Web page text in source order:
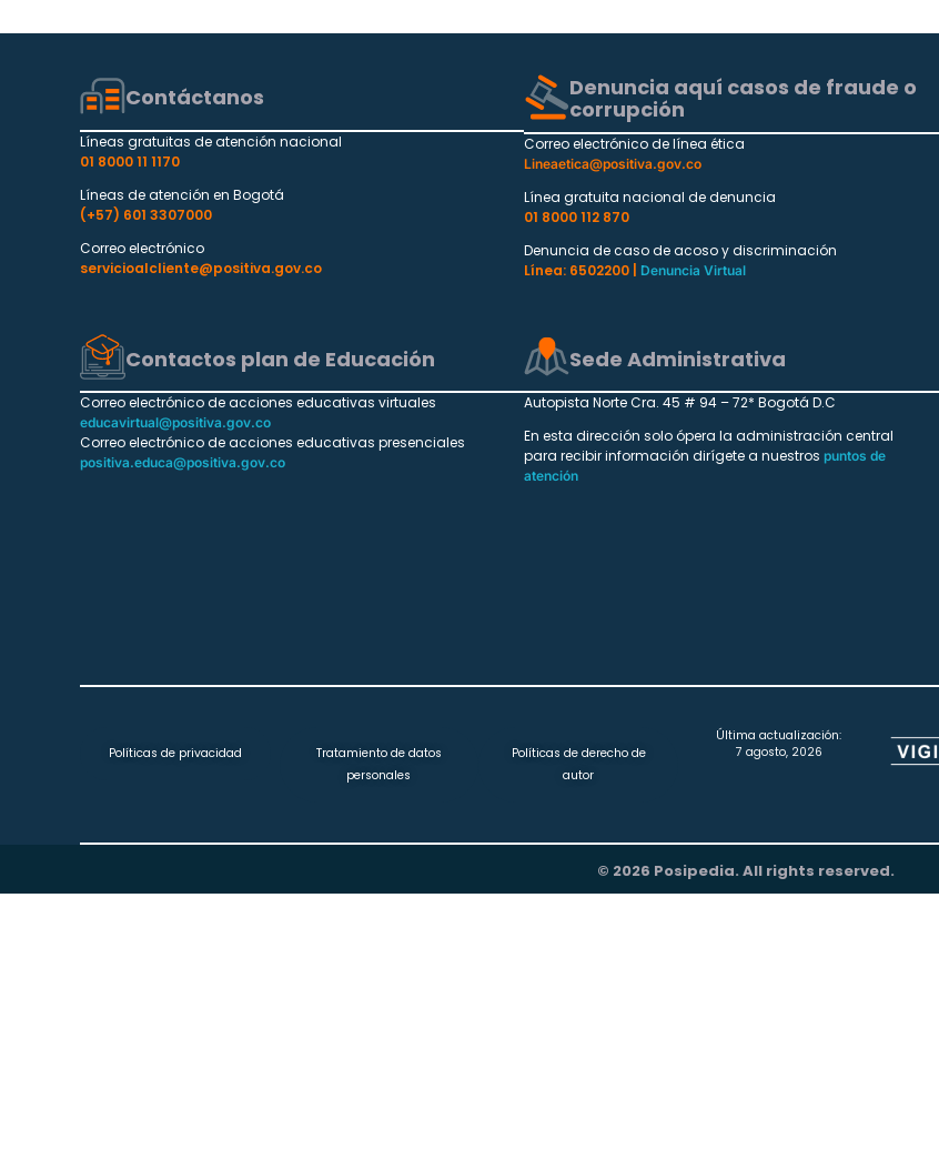
Contáctanos
Líneas gratuitas de atención nacional
01 8000 11 1170
Líneas de atención en Bogotá
(+57) 601 3307000
Correo electrónico
servicioalcliente@positiva.gov.co
Denuncia aquí casos de fraude o
corrupción
Correo electrónico de línea ética
Lineaetica@positiva.gov.co
Línea gratuita nacional de denuncia
01 8000 112 870
Denuncia de caso de acoso y discriminación
Línea: 6502200 |
Denuncia Virtual
Contactos plan de Educación
Correo electrónico de acciones educativas virtuales
educavirtual@positiva.gov.co
Correo electrónico de acciones educativas presenciales
positiva.educa@positiva.gov.co
Sede Administrativa
Autopista Norte Cra. 45 # 94 – 72* Bogotá D.C
En esta dirección solo ópera la administración central
para recibir información dirígete a nuestros puntos de
atención
Políticas de privacidad
Tratamiento de datos
personales
Políticas de derecho de
autor
Última actualización:
7 agosto, 2026
© 2026 Posipedia. All rights reserved.